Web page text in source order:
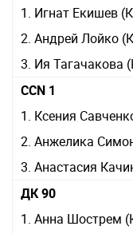
1. Игнат Екишев
2. Андрей Лойко
3. Ия Тагачакова
CCN 1
1. Ксения
2. Анжелика
3. Анастасия
ДК 90
1. Анна Шострем